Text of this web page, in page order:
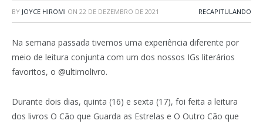
BY JOYCE HIROMI ON 22 DE DEZEMBRO DE 2021 RECAPITULANDO
Na semana passada tivemos uma experiência diferente por
meio de leitura conjunta com um dos nossos IGs literários
favoritos, o @ultimolivro.
Durante dois dias, quinta (16) e sexta (17), foi feita a leitura
dos livros O Cão que Guarda as Estrelas e O Outro Cão que